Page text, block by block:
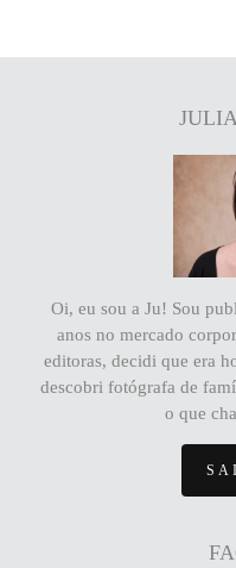
Oi, eu sou a Ju! Sou
anos no mercado
editoras, decidi que era
descobri fotógrafa de
o que